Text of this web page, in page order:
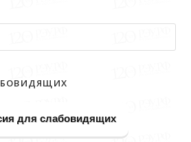
для слабовидящих